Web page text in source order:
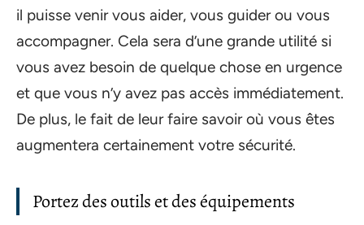
il puisse venir vous aider, vous guider ou vous
accompagner. Cela sera d’une grande utilité si
vous avez besoin de quelque chose en urgence
et que vous n’y avez pas accès immédiatement.
De plus, le fait de leur faire savoir où vous êtes
augmentera certainement votre sécurité.
Portez des outils et des équipements